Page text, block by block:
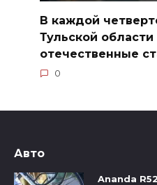
В каждой
Тульской
отечественные
0
Авто
Ananda